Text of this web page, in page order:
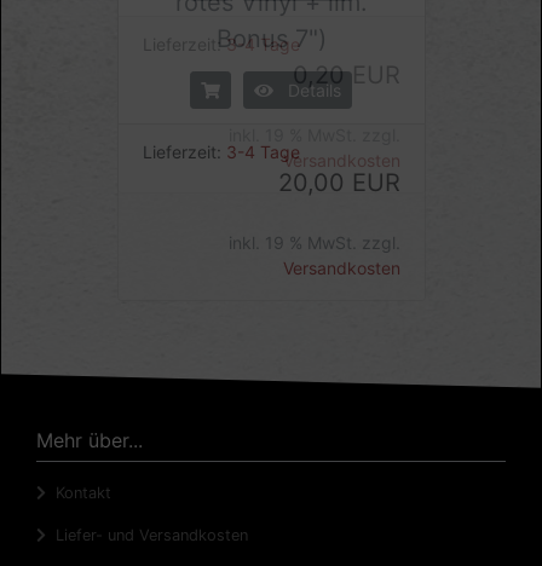
Bonus 7")
Details
Lieferzeit: 3-4 Tage
20,00 EUR
inkl. 19 % MwSt. zzgl.
Versandkosten
Mehr über...
Kontakt
Liefer- und Versandkosten